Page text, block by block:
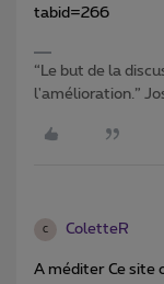
tabid=266
“Le but de la
l'amélioration.”
C ColetteR
A méditer Ce site